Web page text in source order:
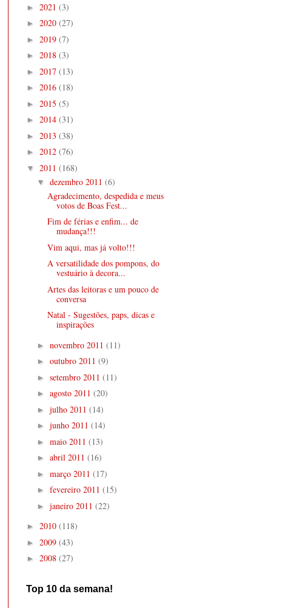
► 2021 (3)
► 2020 (27)
► 2019 (7)
► 2018 (3)
► 2017 (13)
► 2016 (18)
► 2015 (5)
► 2014 (31)
► 2013 (38)
► 2012 (76)
▼ 2011 (168)
▼ dezembro 2011 (6)
Agradecimento, despedida e meus
votos de Boas Fest...
Fim de férias e enfim... de
mudança!!!
Vim aqui, mas já volto!!!
A versatilidade dos pompons, do
vestuário à decora...
Artes das leitoras e um pouco de
conversa
Natal - Sugestões, paps, dicas e
inspirações
► novembro 2011 (11)
► outubro 2011 (9)
► setembro 2011 (11)
► agosto 2011 (20)
► julho 2011 (14)
► junho 2011 (14)
► maio 2011 (13)
► abril 2011 (16)
► março 2011 (17)
► fevereiro 2011 (15)
► janeiro 2011 (22)
► 2010 (118)
► 2009 (43)
► 2008 (27)
Top 10 da semana!